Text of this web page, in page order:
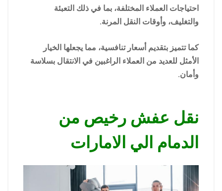
احتياجات العملاء المختلفة، بما في ذلك التعبئة
والتغليف، وأوقات النقل المرنة.
كما تتميز بتقديم أسعار تنافسية، مما يجعلها الخيار
الأمثل للعديد من العملاء الراغبين في الانتقال بسلاسة
وأمان.
نقل عفش رخيص من
الدمام الي الامارات